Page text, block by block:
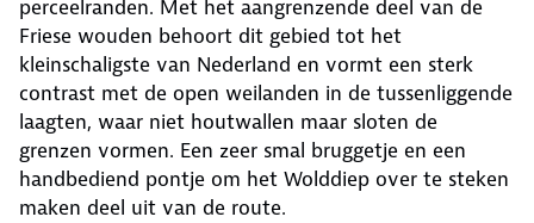
perceelranden. Met het aangrenzende deel van de
Friese wouden behoort dit gebied tot het
kleinschaligste van Nederland en vormt een sterk
contrast met de open weilanden in de tussenliggende
laagten, waar niet houtwallen maar sloten de
grenzen vormen. Een zeer smal bruggetje en een
handbediend pontje om het Wolddiep over te steken
maken deel uit van de route.